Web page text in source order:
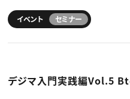
スキルアップしたい！ トップ
デザイン
動画配信・映像制作
ディレクション
業界解説・キャリア事情
TOP Creator’s コラム
ゲームクリエイター
映像クリエイター
ニュース・トレンド
イベント セミナー
デジマ入門実践編Vol.5